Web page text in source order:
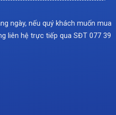
ngày, nếu quý khách muốn mua
liên hệ trực tiếp qua SĐT 077 39